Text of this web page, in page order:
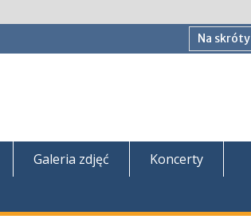
Na skróty
Galeria zdjęć
Koncerty